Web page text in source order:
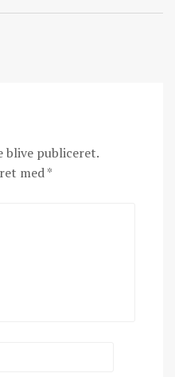
blive publiceret.
med*